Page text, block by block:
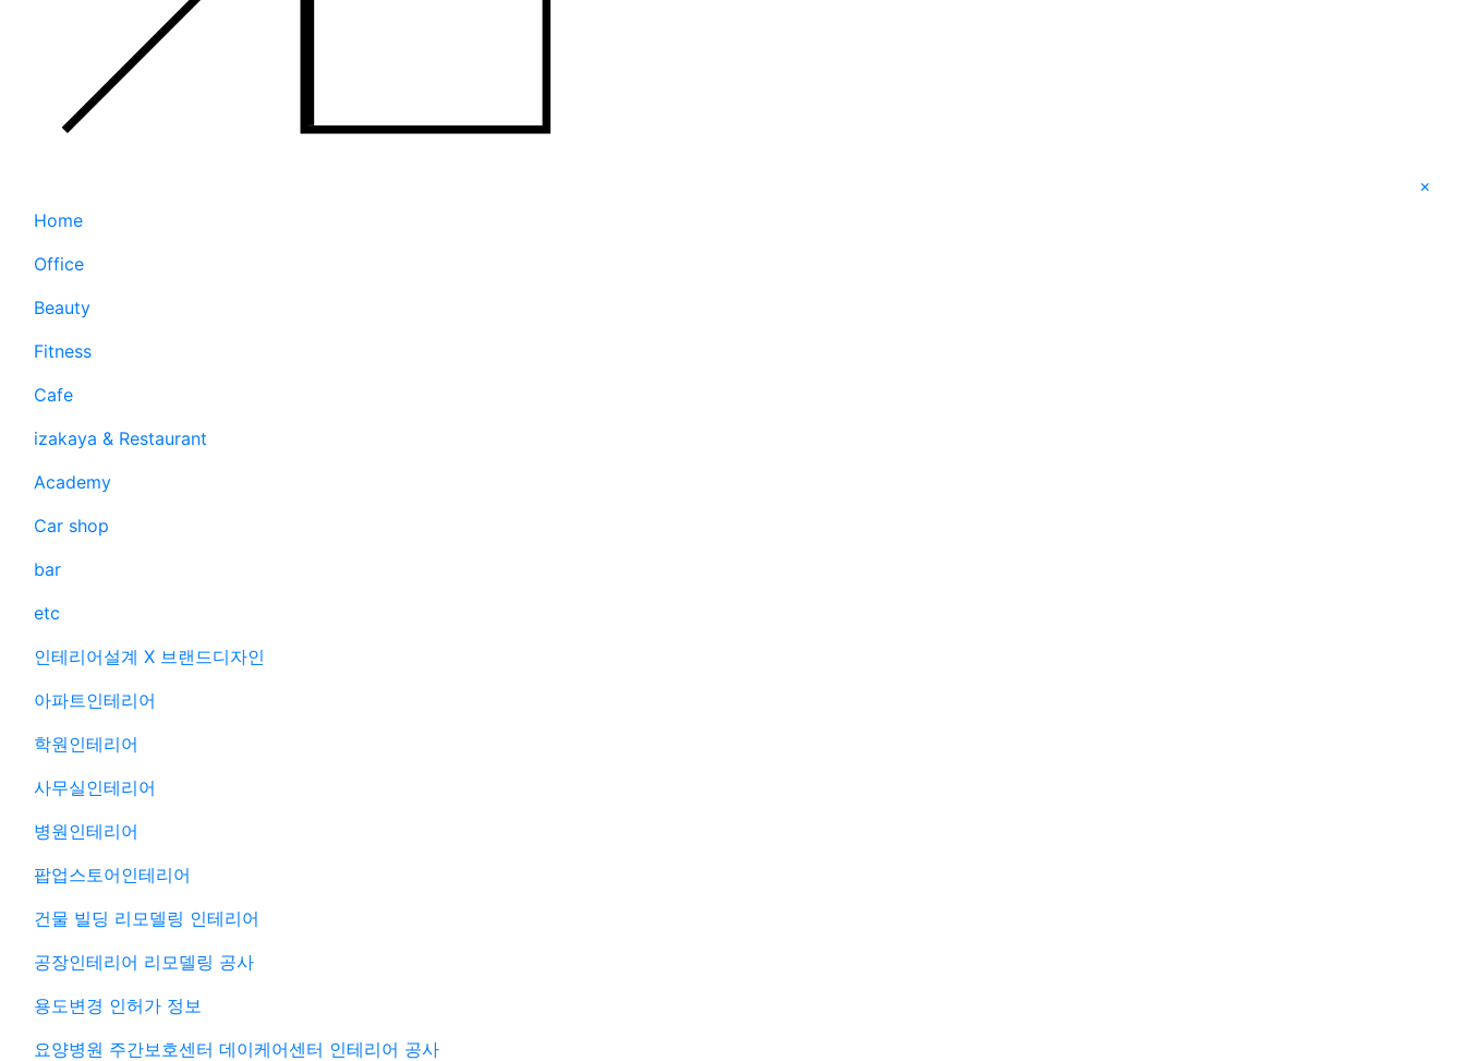
×
Home
Office
Beauty
Fitness
Cafe
izakaya & Restaurant
Academy
Car shop
bar
etc
인테리어설계 X 브랜드디자인
아파트인테리어
학원인테리어
사무실인테리어
병원인테리어
팝업스토어인테리어
건물 빌딩 리모델링 인테리어
공장인테리어 리모델링 공사
용도변경 인허가 정보
요양병원 주간보호센터 데이케어센터 인테리어 공사